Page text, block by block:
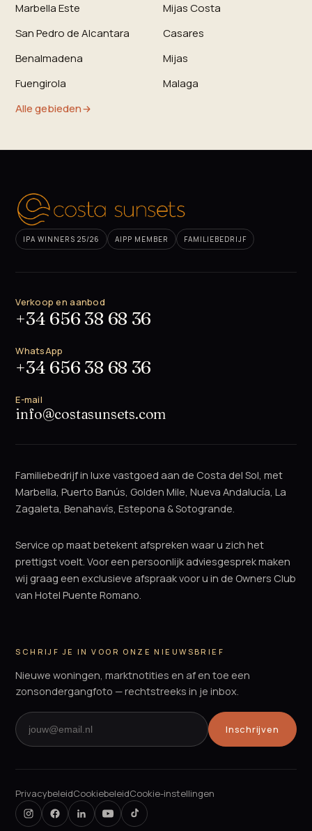
Marbella Este
Mijas Costa
San Pedro de Alcantara
Casares
Benalmadena
Mijas
Fuengirola
Malaga
Alle gebieden
IPA WINNERS 25/26 AIPP MEMBER FAMILIEBEDRIJF
Verkoop en aanbod
+34 656 38 68 36
WhatsApp
+34 656 38 68 36
E-mail
info@costasunsets.com
Familiebedrijf in luxe vastgoed aan de Costa del Sol, met
Marbella, Puerto Banús, Golden Mile, Nueva Andalucía, La
Zagaleta, Benahavís, Estepona & Sotogrande.
Service op maat betekent afspreken waar u zich het
prettigst voelt. Voor een persoonlijk adviesgesprek maken
wij graag een exclusieve afspraak voor u in de Owners Club
van Hotel Puente Romano.
SCHRIJF JE IN VOOR ONZE NIEUWSBRIEF
Nieuwe woningen, marktnotities en af en toe een
zonsondergangfoto — rechtstreeks in je inbox.
Inschrijven
PrivacybeleidCookiebeleidCookie-instellingen